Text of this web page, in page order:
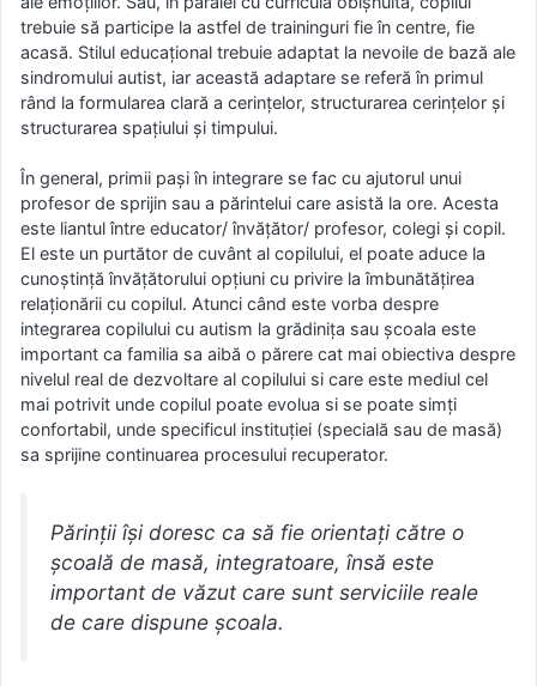
trebuie să participe la astfel de traininguri fie în centre, fie
acasă. Stilul educaţional trebuie adaptat la nevoile de bază ale
sindromului autist, iar această adaptare se referă în primul
rând la formularea clară a cerinţelor, structurarea cerinţelor şi
structurarea spaţiului şi timpului.
În general, primii paşi în integrare se fac cu ajutorul unui
profesor de sprijin sau a părintelui care asistă la ore. Acesta
este liantul între educator/ învăţător/ profesor, colegi şi copil.
El este un purtător de cuvânt al copilului, el poate aduce la
cunoştinţă învăţătorului opţiuni cu privire la îmbunătăţirea
relaţionării cu copilul. Atunci când este vorba despre
integrarea copilului cu autism la grădinița sau școala este
important ca familia sa aibă o părere cat mai obiectiva despre
nivelul real de dezvoltare al copilului si care este mediul cel
mai potrivit unde copilul poate evolua si se poate simți
confortabil, unde specificul instituției (specială sau de masă)
sa sprijine continuarea procesului recuperator.
Părinții își doresc ca să fie orientați către o
școală de masă, integratoare, însă este
important de văzut care sunt serviciile reale
de care dispune școala.